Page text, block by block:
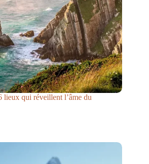
lieux qui réveillent l’âme du